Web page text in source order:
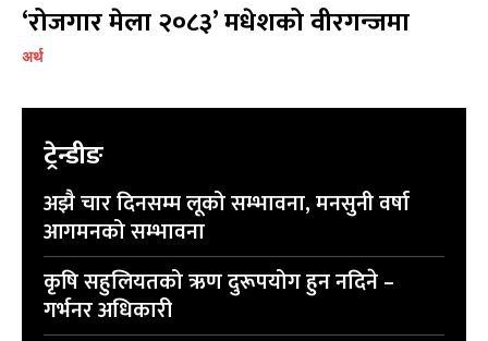
‘रोजगार मेला २०८३’ मधेशको वीरगन्जमा
अर्थ
ट्रेन्डीङ
अझै चार दिनसम्म लूको सम्भावना, मनसुनी वर्षा
आगमनको सम्भावना
कृषि सहुलियतको ऋण दुरूपयोग हुन नदिने –
गर्भनर अधिकारी